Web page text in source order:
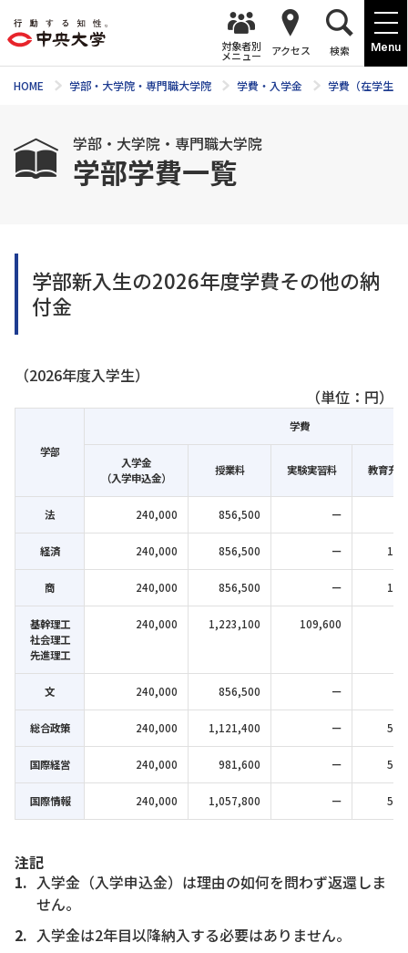
Menu
対象者別
メニュー アクセス 検索
HOME 学部・大学院・専門職大学院 学費・入学金 学費（在学生向
学部・大学院・専門職大学院
学部学費一覧
学部新入生の2026年度学費その他の納
付金
（2026年度入学生）
（単位：円）
学部
学費
入学金
（入学申込金）
授業料 実験実習料 教育充
法 240,000 856,500 ー
経済 240,000 856,500 ー
商 240,000 856,500 ー
基幹理工
社会理工
先進理工
240,000 1,223,100 109,600
文 240,000 856,500 ー
総合政策 240,000 1,121,400 ー
国際経営 240,000 981,600 ー
国際情報 240,000 1,057,800 ー
注記
入学金（入学申込金）は理由の如何を問わず返還しま
せん。
入学金は2年目以降納入する必要はありません。